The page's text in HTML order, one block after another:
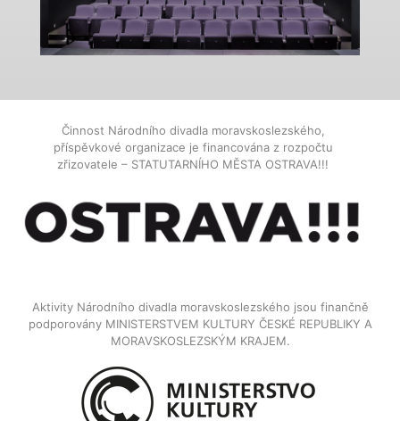
Činnost Národního divadla moravskoslezského,
příspěvkové organizace je financována z rozpočtu
zřizovatele – STATUTARNÍHO MĚSTA OSTRAVA!!!
Aktivity Národního divadla moravskoslezského jsou finančně
podporovány MINISTERSTVEM KULTURY ČESKÉ REPUBLIKY A
MORAVSKOSLEZSKÝM KRAJEM.